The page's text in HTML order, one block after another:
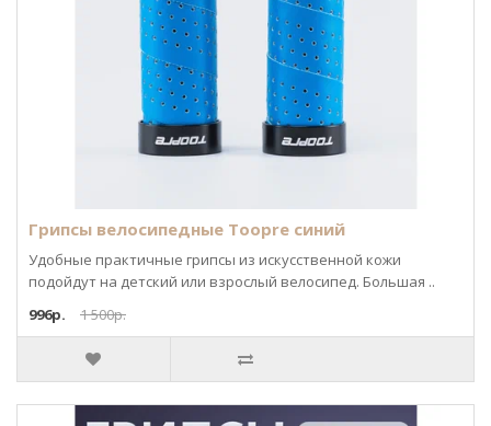
Грипсы велосипедные Toopre синий
Удобные практичные грипсы из искусственной кожи
подойдут на детский или взрослый велосипед. Большая ..
996р.
1 500р.